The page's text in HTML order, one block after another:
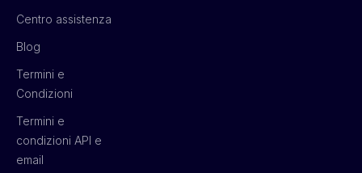
Centro assistenza
Blog
Termini e
Condizioni
Termini e
condizioni API e
email